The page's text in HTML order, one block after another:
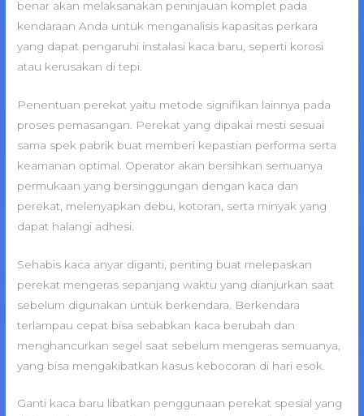
benar akan melaksanakan peninjauan komplet pada
kendaraan Anda untuk menganalisis kapasitas perkara
yang dapat pengaruhi instalasi kaca baru, seperti korosi
atau kerusakan di tepi.
Penentuan perekat yaitu metode signifikan lainnya pada
proses pemasangan. Perekat yang dipakai mesti sesuai
sama spek pabrik buat memberi kepastian performa serta
keamanan optimal. Operator akan bersihkan semuanya
permukaan yang bersinggungan dengan kaca dan
perekat, melenyapkan debu, kotoran, serta minyak yang
dapat halangi adhesi.
Sehabis kaca anyar diganti, penting buat melepaskan
perekat mengeras sepanjang waktu yang dianjurkan saat
sebelum digunakan untuk berkendara. Berkendara
terlampau cepat bisa sebabkan kaca berubah dan
menghancurkan segel saat sebelum mengeras semuanya,
yang bisa mengakibatkan kasus kebocoran di hari esok.
Ganti kaca baru libatkan penggunaan perekat spesial yang